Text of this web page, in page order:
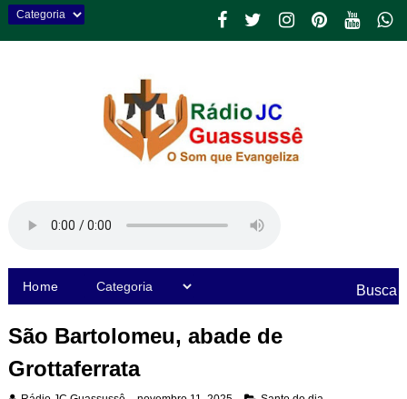
Home Busca
São Bartolomeu, abade de
Grottaferrata